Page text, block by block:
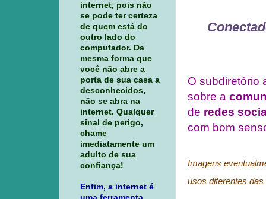
O subdiretório
sobre a
de redes
com bom
Imagens
usos diferentes das
internet, pois não
se pode ter certeza
de quem está do
outro lado do
computador. Da
mesma forma que
você não abre a
porta de sua casa a
desconhecidos,
não se abra na
internet. Qualquer
sinal de perigo,
chame
imediatamente um
adulto de sua
confiança!
Enfim, a internet é